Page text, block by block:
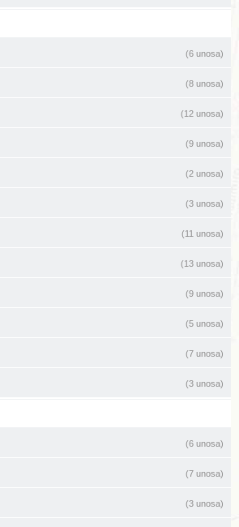
(6 unosa)
(8 unosa)
(12 unosa)
(9 unosa)
(2 unosa)
(3 unosa)
(11 unosa)
(13 unosa)
(9 unosa)
(5 unosa)
(7 unosa)
(3 unosa)
(6 unosa)
(7 unosa)
(3 unosa)